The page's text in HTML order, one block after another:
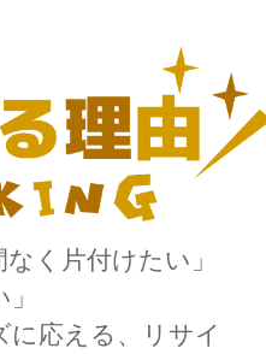
く片付けたい」
に応える、リサイ